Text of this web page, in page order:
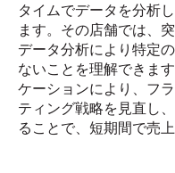
タイムでデータを分析
ます。その店舗では、
データ分析により特定
ないことを理解できま
ケーションにより、フ
ティング戦略を見直し
ることで、短期間で売